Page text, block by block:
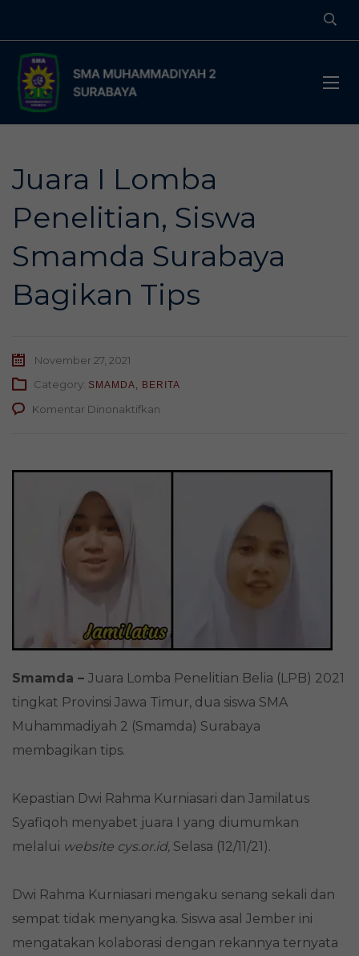
Juara I Lomba
Penelitian, Siswa
Smamda Surabaya
Bagikan Tips
November 27, 2021
Category: SMAMDA, BERITA
Komentar Dinonaktifkan
Penelitian,
Smamda – Juara Lomba Penelitian Belia (LPB) 2021
tingkat Provinsi Jawa Timur, dua siswa SMA
Muhammadiyah 2 (Smamda) Surabaya
membagikan tips.
Kepastian Dwi Rahma Kurniasari dan Jamilatus
Syafiqoh menyabet juara I yang diumumkan
melalui website cys.or.id, Selasa (12/11/21).
Dwi Rahma Kurniasari mengaku senang sekali dan
sempat tidak menyangka. Siswa asal Jember ini
mengatakan kolaborasi dengan rekannya ternyata